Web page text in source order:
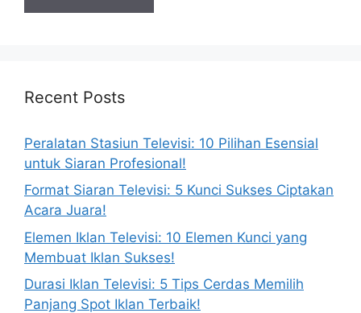
Recent Posts
Peralatan Stasiun Televisi: 10 Pilihan Esensial
untuk Siaran Profesional!
Format Siaran Televisi: 5 Kunci Sukses Ciptakan
Acara Juara!
Elemen Iklan Televisi: 10 Elemen Kunci yang
Membuat Iklan Sukses!
Durasi Iklan Televisi: 5 Tips Cerdas Memilih
Panjang Spot Iklan Terbaik!